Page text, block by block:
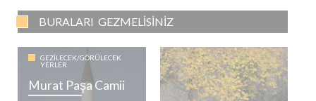
BURALARI GEZMELISINIZ
GEZILECEK/GÖRÜLECEK
YERLER
Murat Paşa Camii